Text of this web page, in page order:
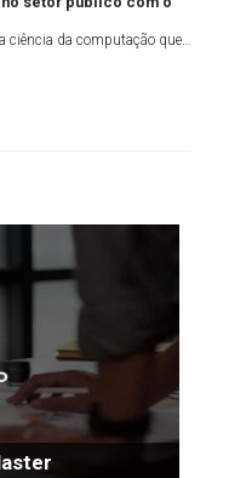
ciência da computação que
re...